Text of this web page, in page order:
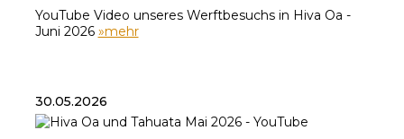
YouTube Video unseres Werftbesuchs in Hiva Oa -
Juni 2026 »mehr
30.05.2026